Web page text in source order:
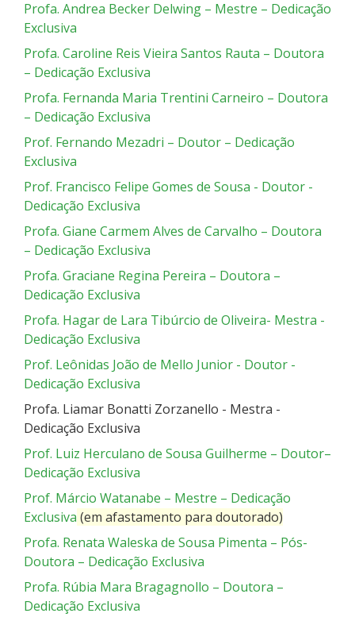
Profa. Andrea Becker Delwing – Mestre – Dedicação
Exclusiva
Profa. Caroline Reis Vieira Santos Rauta – Doutora
– Dedicação Exclusiva
Profa. Fernanda Maria Trentini Carneiro – Doutora
– Dedicação Exclusiva
Prof. Fernando Mezadri – Doutor – Dedicação
Exclusiva
Prof. Francisco Felipe Gomes de Sousa - Doutor -
Dedicação Exclusiva
Profa. Giane Carmem Alves de Carvalho – Doutora
– Dedicação Exclusiva
Profa. Graciane Regina Pereira – Doutora –
Dedicação Exclusiva
Profa. Hagar de Lara Tibúrcio de Oliveira- Mestra -
Dedicação Exclusiva
Prof. Leônidas João de Mello Junior - Doutor -
Dedicação Exclusiva
Profa. Liamar Bonatti Zorzanello - Mestra -
Dedicação Exclusiva
Prof. Luiz Herculano de Sousa Guilherme – Doutor–
Dedicação Exclusiva
Prof. Márcio Watanabe – Mestre – Dedicação
Exclusiva (em afastamento para doutorado)
Profa. Renata Waleska de Sousa Pimenta – Pós-
Doutora – Dedicação Exclusiva
Profa. Rúbia Mara Bragagnollo – Doutora –
Dedicação Exclusiva